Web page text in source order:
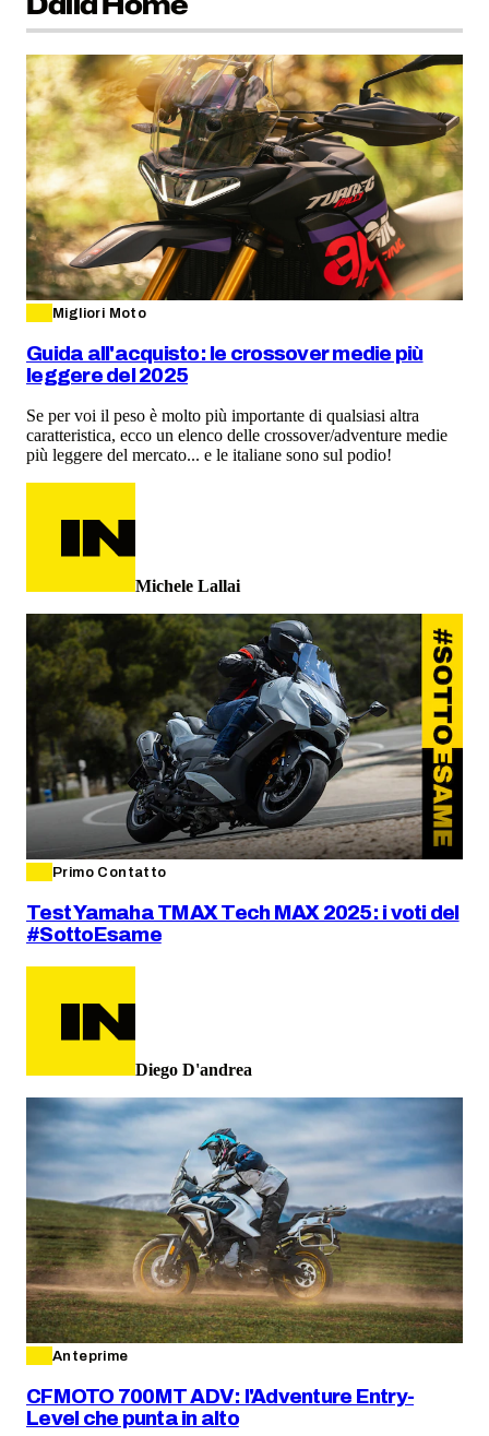
Migliori Moto
Guida all'acquisto: le crossover medie più
leggere del 2025
Se per voi il peso è molto più importante di qualsiasi altra
caratteristica, ecco un elenco delle crossover/adventure medie
più leggere del mercato... e le italiane sono sul podio!
Michele Lallai
Primo Contatto
Test Yamaha TMAX Tech MAX 2025: i voti del
#SottoEsame
Diego D'andrea
Anteprime
CFMOTO 700MT ADV: l'Adventure Entry-
Level che punta in alto